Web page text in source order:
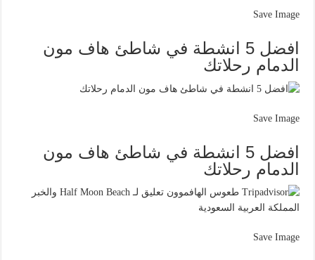
Save Image
افضل 5 انشطة في شاطئ هاف مون
الدمام رحلاتك
Save Image
افضل 5 انشطة في شاطئ هاف مون
الدمام رحلاتك
Save Image